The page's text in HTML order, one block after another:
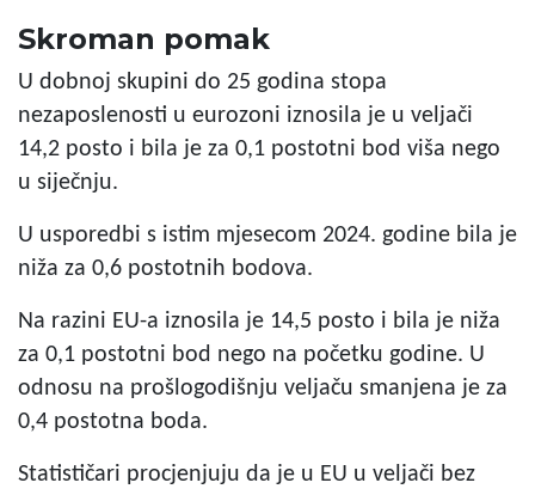
Skroman pomak
U dobnoj skupini do 25 godina stopa
nezaposlenosti u eurozoni iznosila je u veljači
14,2 posto i bila je za 0,1 postotni bod viša nego
u siječnju.
U usporedbi s istim mjesecom 2024. godine bila je
niža za 0,6 postotnih bodova.
Na razini EU-a iznosila je 14,5 posto i bila je niža
za 0,1 postotni bod nego na početku godine. U
odnosu na prošlogodišnju veljaču smanjena je za
0,4 postotna boda.
Statističari procjenjuju da je u EU u veljači bez